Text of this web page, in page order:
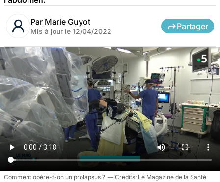
Par Marie Guyot
Mis à jour le 12/04/2022
Partager
Comment opère-t-on un prolapsus ? Le Magazine de la Santé